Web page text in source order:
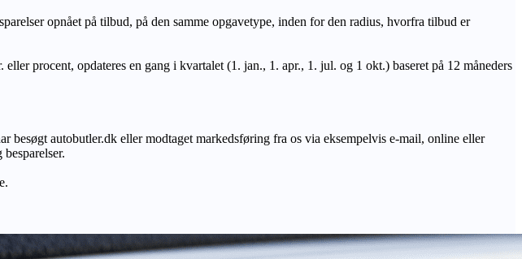
opnået på tilbud, på den samme opgavetype, inden for den radius, hvorfra tilbud er
procent, opdateres en gang i kvartalet (1. jan., 1. apr., 1. jul. og 1 okt.) baseret på 12 måneders
autobutler.dk eller modtaget markedsføring fra os via eksempelvis e-mail, online eller